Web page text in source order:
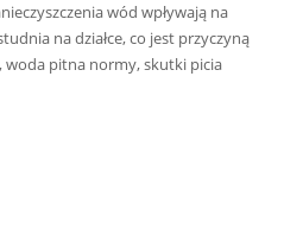
wód wpływają na
na działce, co jest przyczyną
pitna normy, skutki picia